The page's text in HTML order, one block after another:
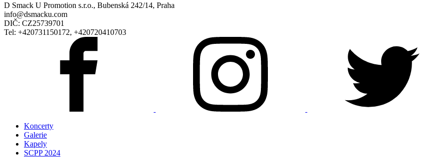
D Smack U Promotion s.r.o., Bubenská 242/14, Praha
info@dsmacku.com
DIČ: CZ25739701
Tel: +420731150172, +420720410703
Koncerty
Galerie
Kapely
SCPP 2024